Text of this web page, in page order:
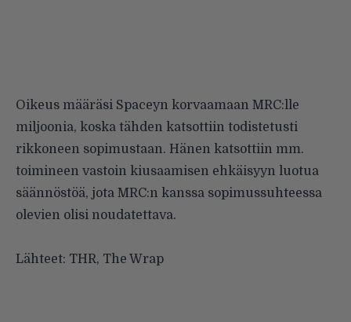
Oikeus määräsi Spaceyn korvaamaan MRC:lle
miljoonia, koska tähden katsottiin todistetusti
rikkoneen sopimustaan. Hänen katsottiin mm.
toimineen vastoin kiusaamisen ehkäisyyn luotua
säännöstöä, jota MRC:n kanssa sopimussuhteessa
olevien olisi noudatettava.
Lähteet: THR, The Wrap